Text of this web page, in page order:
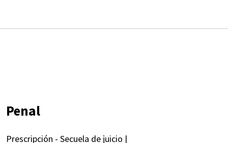
Penal
Prescripción - Secuela de juicio |